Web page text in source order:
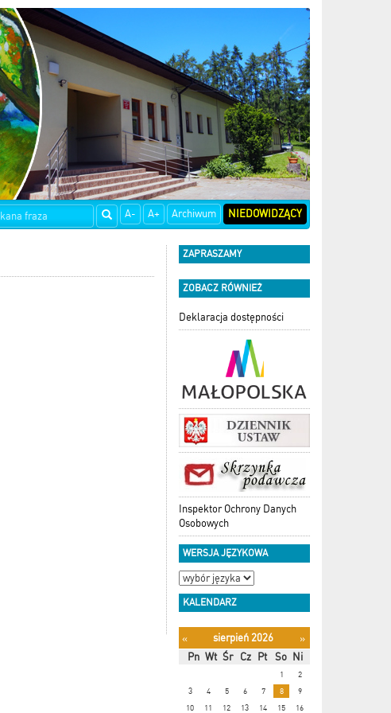
A- A+ Archiwum NIEDOWIDZĄCY
ZAPRASZAMY
ZOBACZ RÓWNIEŻ
Deklaracja dostępności
Inspektor Ochrony Danych
Osobowych
WERSJA JĘZYKOWA
KALENDARZ
« sierpień 2026
»
Pn Wt Śr Cz Pt So Ni
1
2
3
4 5 6 7 8
9
10
11 12 13 14 15 16